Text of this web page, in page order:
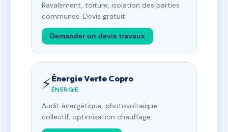
Ravalement, toiture, isolation des parties
communes. Devis gratuit.
Demander un devis travaux
⚡Énergie Verte Copro
ÉNERGIE
Audit énergétique, photovoltaïque
collectif, optimisation chauffage.